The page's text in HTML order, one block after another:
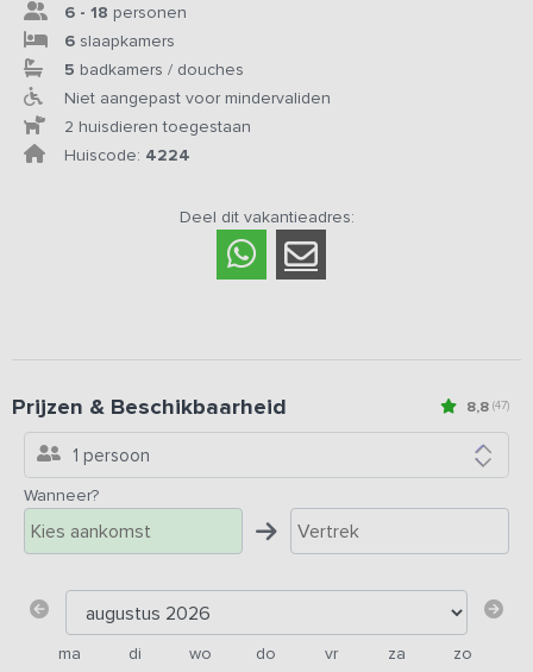
6 - 18 personen
6 slaapkamers
5 badkamers / douches
Niet aangepast voor mindervaliden
2 huisdieren toegestaan
Huiscode: 4224
Deel dit vakantieadres:
8,8 (47)
Prijzen & Beschikbaarheid
1 persoon
Wanneer?
ma di wo do vr za zo